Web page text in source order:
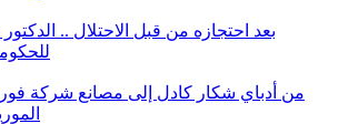
بعد احتجازه من قبل الاحتلال ..
من أدباي شكار كادل إلى مصانع شركة